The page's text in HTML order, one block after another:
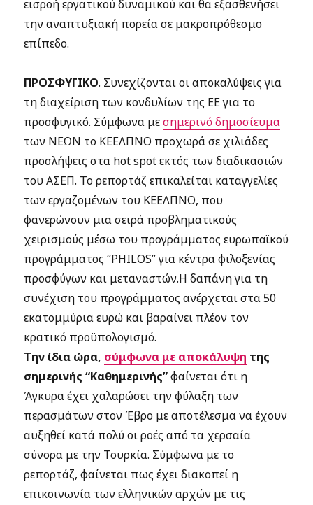
εισροή εργατικού δυναμικού και θα εξασθενήσει
την αναπτυξιακή πορεία σε μακροπρόθεσμο
επίπεδο.
ΠΡΟΣΦΥΓΙΚΟ. Συνεχίζονται οι αποκαλύψεις για
τη διαχείριση των κονδυλίων της ΕΕ για το
προσφυγικό. Σύμφωνα μεσημερινό δημοσίευμα
των ΝΕΩΝ το ΚΕΕΛΠΝΟ προχωρά σε χιλιάδες
προσλήψεις στα hot spot εκτός των διαδικασιών
του ΑΣΕΠ. Το ρεπορτάζ επικαλείται καταγγελίες
των εργαζομένων του ΚΕΕΛΠΝΟ, που
φανερώνουν μια σειρά προβληματικούς
χειρισμούς μέσω του προγράμματος ευρωπαϊκού
προγράμματος “PHILOS” για κέντρα φιλοξενίας
προσφύγων και μεταναστών.Η δαπάνη για τη
συνέχιση του προγράμματος ανέρχεται στα 50
εκατομμύρια ευρώ και βαραίνει πλέον τον
κρατικό προϋπολογισμό.
Την ίδια ώρα, σύμφωνα με αποκάλυψη της
σημερινής “Καθημερινής”φαίνεται ότι η
Άγκυρα έχει χαλαρώσει την φύλαξη των
περασμάτων στον Έβρο με αποτέλεσμα να έχουν
αυξηθεί κατά πολύ οι ροές από τα χερσαία
σύνορα με την Τουρκία. Σύμφωνα με το
ρεπορτάζ, φαίνεται πως έχει διακοπεί η
επικοινωνία των ελληνικών αρχών με τις